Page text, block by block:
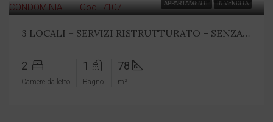
APPARTAMENTI IN VENDITA
3 LOCALI + SERVIZI RISTRUTTURATO – SENZA SPESE CONDOMINIALI – Cod. 7107
2
Camere da letto
1
Bagno
78
m²